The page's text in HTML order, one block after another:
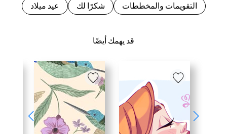
قد يهمك أيضًا
التقويمات والمخططات شكرًا لك عيد ميلاد